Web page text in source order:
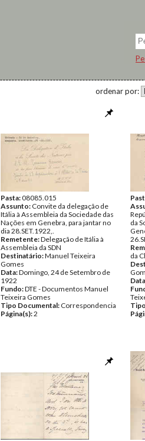
ordenar por:
Pasta:08085.015
Assunto: Convite da delegação de
Itália à Assembleia da Sociedade das
Nações em Genebra, para jantar no
dia 28.SET.1922,.
Remetente:Delegação de Itália à
Assembleia da SDN
Destinatário:Manuel Teixeira
Gomes
Data:Domingo, 24 de Setembro de
1922
Fundo:DTE - Documentos Manuel
Teixeira Gomes
Tipo Documental: Correspondencia
Página(s):2
da
da